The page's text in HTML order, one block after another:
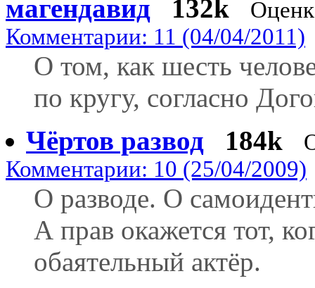
магендавид 132k
Комментарии: 11 (04/04/2011)
О том, как шесть
по кругу, согласно
Чёртов развод
184k
Комментарии: 10 (25/04/2009)
О разводе. О
А прав окажется тот,
обаятельный актёр.